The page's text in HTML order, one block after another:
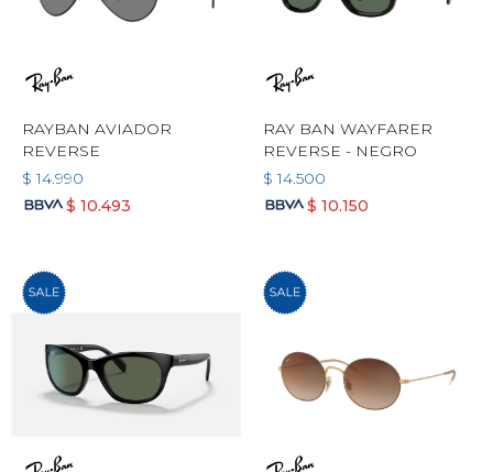
RAYBAN AVIADOR
REVERSE
$ 14.990
$ 10.493
RAY BAN WAYFARER
REVERSE - NEGRO
$ 14.500
$ 10.150